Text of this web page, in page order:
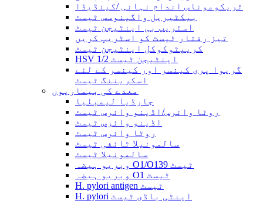
ٹریکوموناس اندام نہانی /کینڈیڈا
بیکٹیریل واگینوسس ٹیسٹ
اسٹریپ بی اینٹیجن ٹیسٹ
تیز رفتار ٹیسٹ کو اسٹریپ کریں
کریپٹوکوکل اینٹیجن ٹیسٹ
HSV 1/2 اینٹیجن ٹیسٹ
گریوا پری کینسر اور کینسر کے لئے
اسکریننگ ٹیسٹ
معدے کی بیماریوں
جارڈیا لیمبلیا
روٹا وائرس/اڈینو وائرس ٹیسٹ
اڈینو وائرس ٹیسٹ
روٹا وائرس ٹیسٹ
سالمونیلا ٹائفی ٹیسٹ
سالمونیلا ٹیسٹ
وبریو ہیضہ O1/O139 ٹیسٹ
وبریو ہیضہ O1 ٹیسٹ
H. pylori antigen ٹیسٹ
H. pylori اینٹی باڈی ٹیسٹ